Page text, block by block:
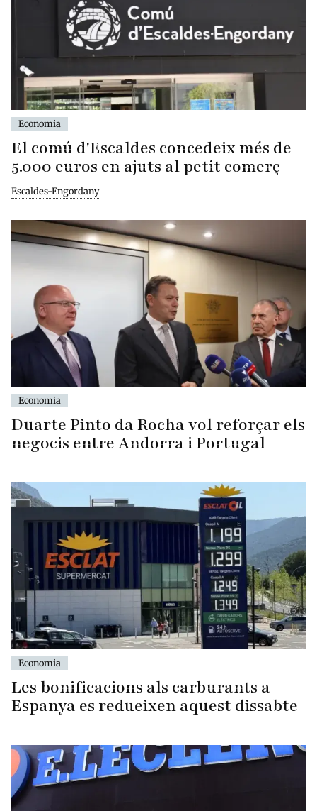
Economia
El comú d'Escaldes concedeix més de
5.000 euros en ajuts al petit comerç
Escaldes-Engordany
Economia
Duarte Pinto da Rocha vol reforçar els
negocis entre Andorra i Portugal
Economia
Les bonificacions als carburants a
Espanya es redueixen aquest dissabte